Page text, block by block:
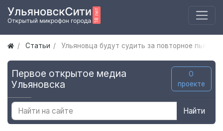
Статьи Ульяновца будут судить за повторное пьяное
Первое открытое медиа
Ульяновска
О
проекте
Найти